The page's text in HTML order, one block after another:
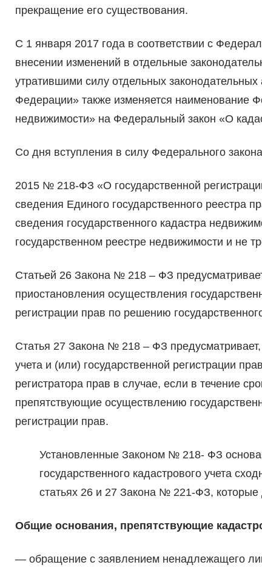
прекращение его существования.
С 1 января 2017 года в соответствии с
внесении изменений в отдельные
утратившими силу отдельных
Федерации» также изменяется наименование
недвижимости» на Федеральный закон «О
Со дня вступления в силу Федерального
2015 № 218-ФЗ «О государственной
сведения Единого государственного реестра
сведения государственного кадастра
государственном реестре недвижимости и не
Статьей 26 Закона № 218 – ФЗ
приостановления осуществления
регистрации прав по решению
Статья 27 Закона № 218 – ФЗ предусматривает,
учета и (или) государственной регистрации
регистратора прав в случае, если в течение
препятствующие осуществлению
регистрации прав.
Установленные Законом № 218- ФЗ
государственного кадастрового учета
статьях 26 и 27 Закона № 221-ФЗ,
Общие основания, препятствующие
— обращение с заявлением ненадлежащего